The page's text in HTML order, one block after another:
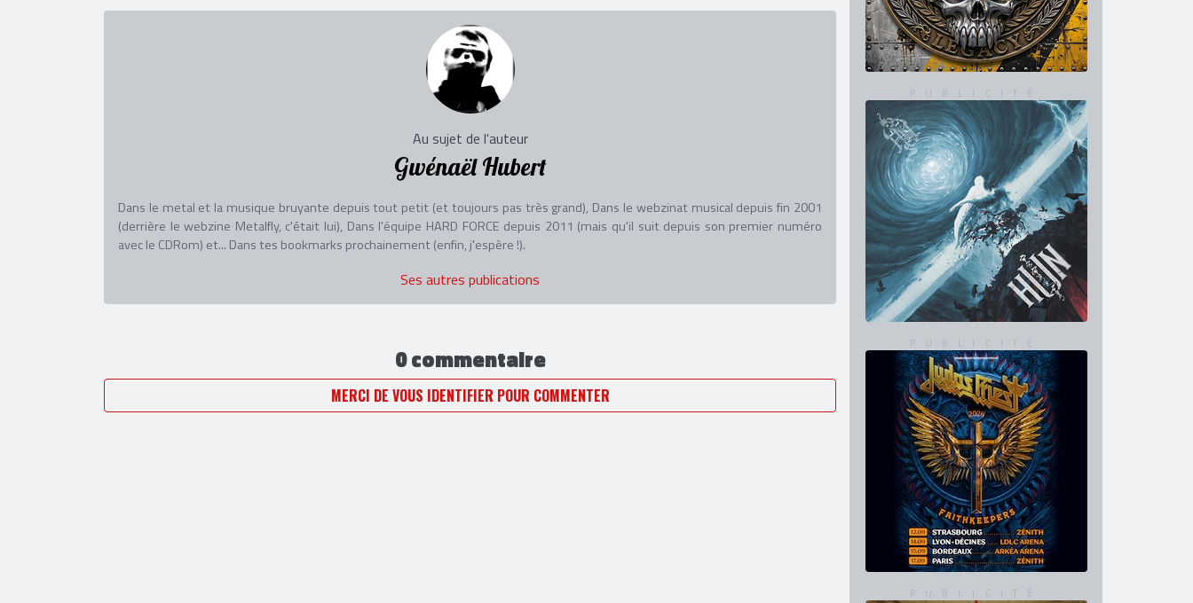
Au sujet de l'auteur
Gwénaël Hubert
Dans le metal et la musique bruyante depuis tout petit (et toujours pas très grand), Dans le webzinat musical depuis fin 2001
(derrière le webzine Metalfly, c'était lui), Dans l'équipe HARD FORCE depuis 2011 (mais qu'il suit depuis son premier numéro
avec le CDRom) et... Dans tes bookmarks prochainement (enfin, j'espère !).
Ses autres publications
0 commentaire
MERCI DE VOUS IDENTIFIER POUR COMMENTER